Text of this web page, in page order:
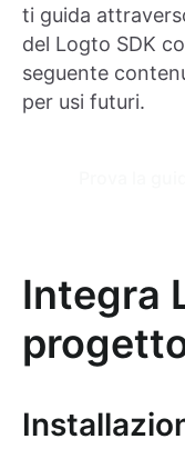
ti guida
del Logto SDK
seguente
per usi futuri.
Integra